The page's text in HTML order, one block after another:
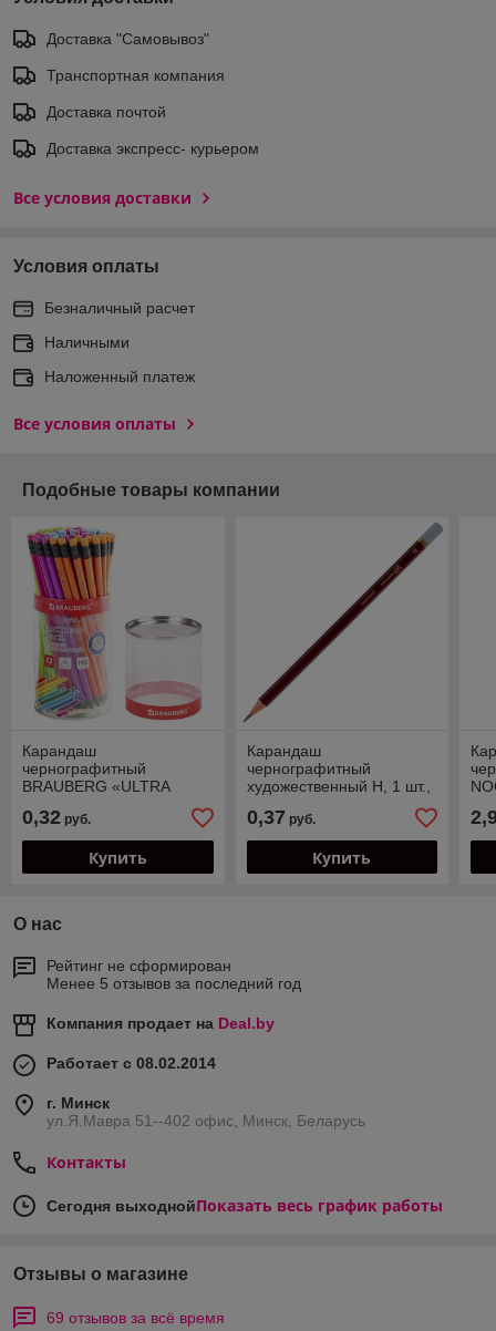
Доставка "Самовывоз"
Транспортная компания
Доставка почтой
Доставка экспреcс- курьером
Все условия доставки
Условия оплаты
Безналичный расчет
Наличными
Наложенный платеж
Все условия оплаты
Подобные товары компании
Карандаш
чернографитный
BRAUBERG «ULTRA
ластиком, пластиковый,
181708 Код 181708
0,32 руб.
Купить
Карандаш
чернографитный
художественный H, 1 шт.,
«PREMIERE», ВЫСШЕЕ
КАЧЕСТВО, 181885
0,37 руб.
Купить
О нас
Рейтинг не сформирован
Менее 5 отзывов за последний год
Компания продает на Deal.by
Работает с 08.02.2014
г. Минск
ул.Я.Мавра 51--402 офис, Минск, Беларусь
Контакты
Сегодня выходнойПоказать весь график работы
Отзывы о магазине
69 отзывов за всё время